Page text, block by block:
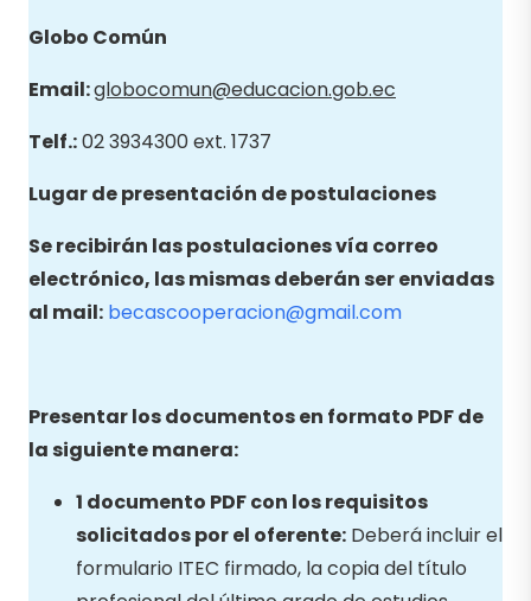
Globo Común
Email:globocomun@educacion.gob.ec
Telf.:02 3934300 ext. 1737
Lugar de presentación de postulaciones
Se recibirán las postulaciones vía correo
electrónico, las mismas deberán ser enviadas
al mail: becascooperacion@gmail.com
Presentar los documentos en formato PDF de
la siguiente manera:
1 documento PDF con los requisitos
solicitados por el oferente: Deberá incluir el
formulario ITEC firmado, la copia del título